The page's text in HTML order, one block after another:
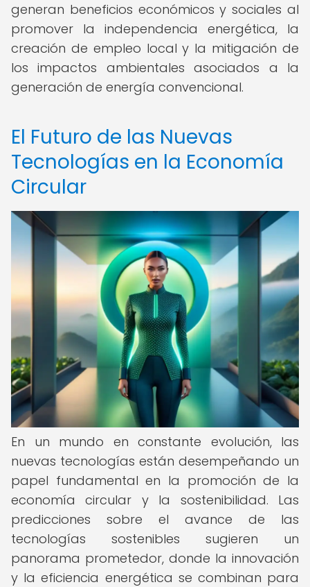
generan beneficios económicos y sociales al
promover la independencia energética, la
creación de empleo local y la mitigación de
los impactos ambientales asociados a la
generación de energía convencional.
El Futuro de las Nuevas
Tecnologías en la Economía
Circular
En un mundo en constante evolución, las
nuevas tecnologías están desempeñando un
papel fundamental en la promoción de la
economía circular y la sostenibilidad. Las
predicciones sobre el avance de las
tecnologías sostenibles sugieren un
panorama prometedor, donde la innovación
y la eficiencia energética se combinan para